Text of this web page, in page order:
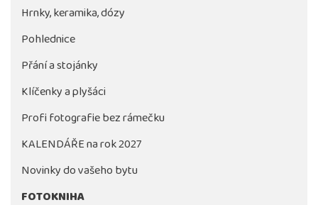
Tlačítko pro stažení fotografie bude aktivni až po
objednávky školy
Hrnky, keramika, dózy
Pohlednice
Přání a stojánky
Klíčenky a plyšáci
Profi fotografie bez rámečku
KALENDÁŘE na rok 2027
Novinky do vašeho bytu
FOTOKNIHA